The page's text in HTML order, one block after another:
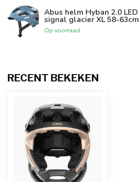
Abus helm Hyban 2.0 LED
signal glacier XL 58-63cm
Op voorraad
RECENT BEKEKEN